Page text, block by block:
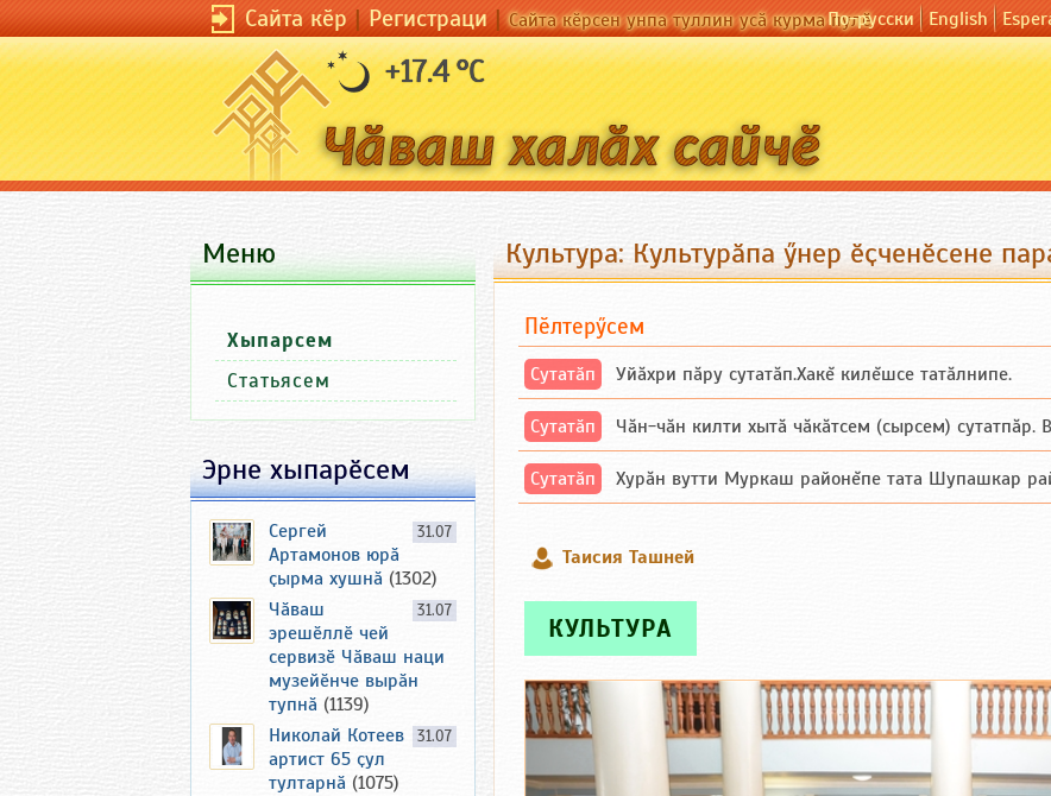
Сайта кӗр|Регистраци|Сайта кӗрсен унпа туллин усӑ курма пулӗПо-русски English
+17.4 °C
Культура: Культурӑпа ӳнер ӗҫченӗсене
Пӗлтерӳсем
Сутатӑп Уйăхри пăру сутатăп.Хакĕ килĕшсе татăлнипе.
Сутатӑп Чăн-чăн килти хытă чăкăтсем (сырсем) сутатпăр.
Сутатӑп Хурăн вутти Муркаш районĕпе тата Шупашкар
Таисия Ташней
КУЛЬТУРА
Меню
Хыпарсем
Статьясем
Эрне хыпарӗсем
31.07
Сергей
Артамонов юрӑ
ҫырма хушнӑ (1302)
31.07
Чӑваш
эрешӗллӗ чей
сервизӗ Чӑваш наци
музейӗнче вырӑн
тупнӑ (1139)
31.07
Николай Котеев
артист 65 ҫул
тултарнӑ (1075)